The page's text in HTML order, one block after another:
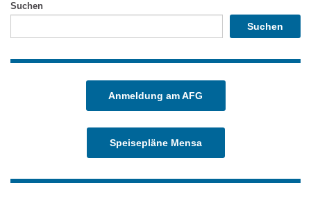
Suchen
Suchen
Anmeldung am AFG
Speisepläne Mensa